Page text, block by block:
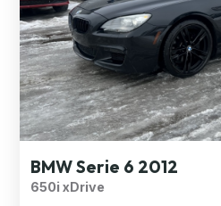
BMW Serie 6 2012
650i xDrive